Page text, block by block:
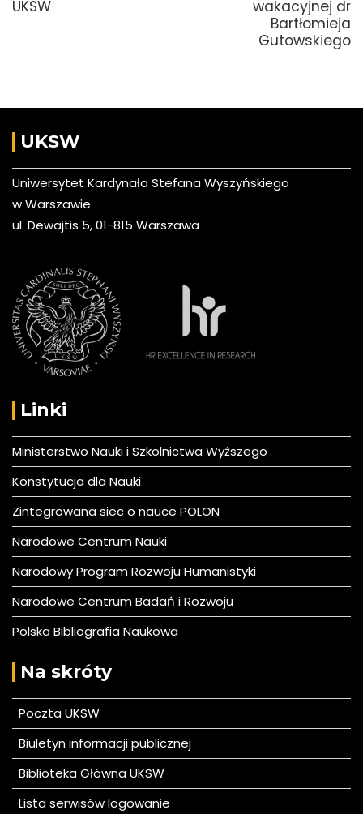
UKSW
wakacyjnej dr
Bartłomieja
Gutowskiego
UKSW
Uniwersytet Kardynała Stefana Wyszyńskiego
w Warszawie
ul. Dewajtis 5, 01-815 Warszawa
Linki
Ministerstwo Nauki i Szkolnictwa Wyższego
Konstytucja dla Nauki
Zintegrowana siec o nauce POLON
Narodowe Centrum Nauki
Narodowy Program Rozwoju Humanistyki
Narodowe Centrum Badań i Rozwoju
Polska Bibliografia Naukowa
Na skróty
Poczta UKSW
Biuletyn informacji publicznej
Biblioteka Główna UKSW
Lista serwisów logowanie